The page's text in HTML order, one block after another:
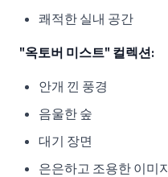
쾌적한 실내 공간
"옥토버 미스트" 컬렉션:
안개 낀 풍경
음울한 숲
대기 장면
은은하고 조용한 이미